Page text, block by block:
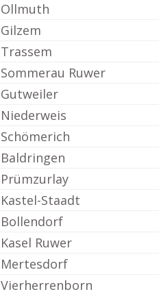
Ollmuth
Gilzem
Trassem
Sommerau Ruwer
Gutweiler
Niederweis
Schömerich
Baldringen
Prümzurlay
Kastel-Staadt
Bollendorf
Kasel Ruwer
Mertesdorf
Vierherrenborn